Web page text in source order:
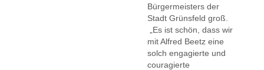
Bürgermeisters der
Stadt Grünsfeld groß.
„Es ist schön, dass wir
mit Alfred Beetz eine
solch engagierte und
couragierte